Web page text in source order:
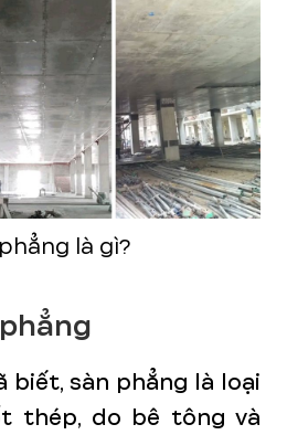
là gì?
biết, sàn phẳng là loại
thép, do bê tông và